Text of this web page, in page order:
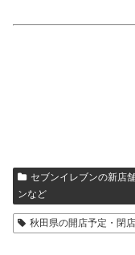
セブンイレブンの新店
ンなど
秋田県の開店予定・閉